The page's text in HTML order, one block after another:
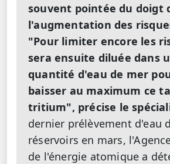
souvent pointée du doigt
l'augmentation des
"Pour limiter encore les
sera ensuite diluée dans
quantité d'eau de mer
baisser au maximum ce
tritium", précise le
dernier prélèvement d'eau
réservoirs en mars,
de l'énergie atomique a